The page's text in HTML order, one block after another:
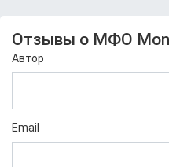
Отзывы о МФО
Автор
Email